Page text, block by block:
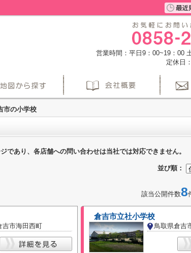
営業時間：平日9：00~19：00
定休日
市の小学校
であり、各店舗への問い合わせは当社では対応できません。
並び順：
該当公開件数8
吉市海田西町
倉吉市立社小学校
鳥取県倉吉